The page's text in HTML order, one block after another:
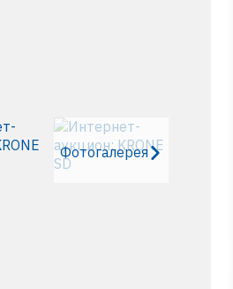
Фотогалерея